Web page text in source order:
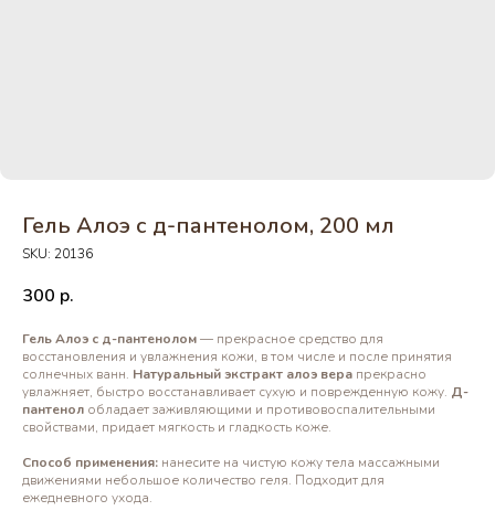
Гель Алоэ с д-пантенолом, 200 мл
SKU: 20136
300 р.
Гель Алоэ с д-пантенолом— прекрасное средство для
восстановления и увлажнения кожи, в том числе и после принятия
солнечных ванн. Натуральный экстракт алоэ вера прекрасно
увлажняет, быстро восстанавливает сухую и поврежденную кожу. Д-
пантенол обладает заживляющими и противовоспалительными
свойствами, придает мягкость и гладкость коже.
Способ применения: нанесите на чистую кожу тела массажными
движениями небольшое количество геля. Подходит для
ежедневного ухода.